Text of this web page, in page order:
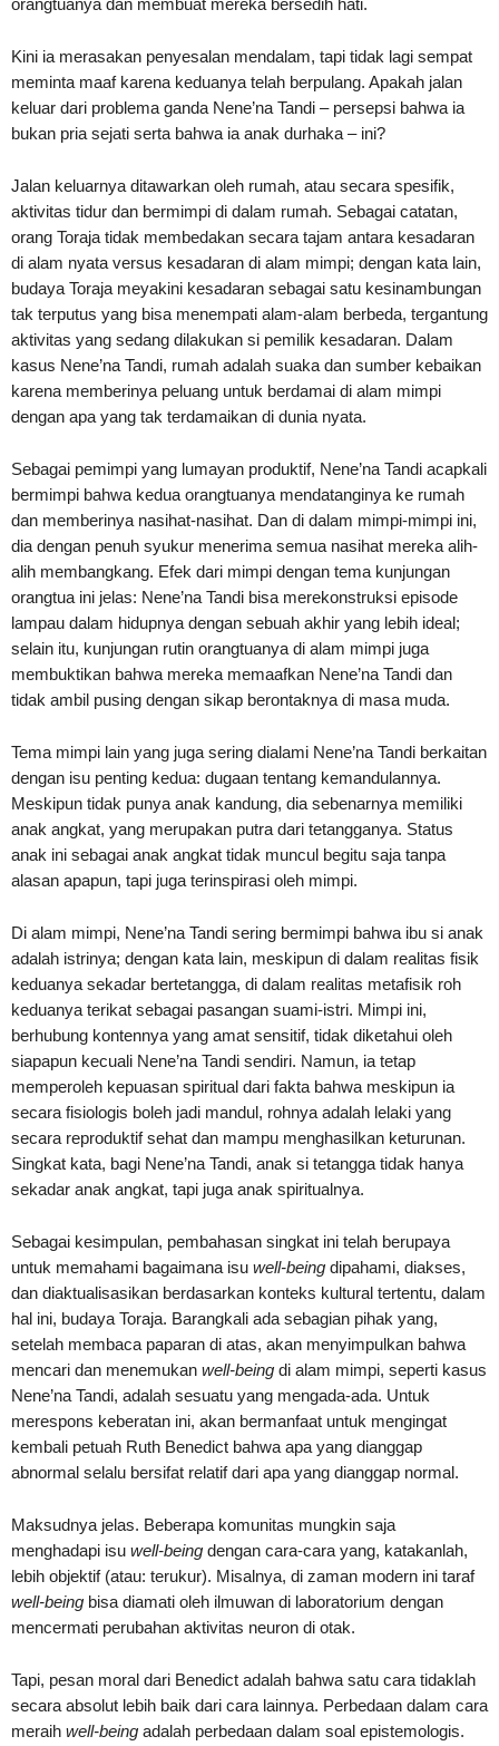
orangtuanya dan membuat mereka bersedih hati.
Kini ia merasakan penyesalan mendalam, tapi tidak lagi sempat
meminta maaf karena keduanya telah berpulang. Apakah jalan
keluar dari problema ganda Nene’na Tandi – persepsi bahwa ia
bukan pria sejati serta bahwa ia anak durhaka – ini?
Jalan keluarnya ditawarkan oleh rumah, atau secara spesifik,
aktivitas tidur dan bermimpi di dalam rumah. Sebagai catatan,
orang Toraja tidak membedakan secara tajam antara kesadaran
di alam nyata versus kesadaran di alam mimpi; dengan kata lain,
budaya Toraja meyakini kesadaran sebagai satu kesinambungan
tak terputus yang bisa menempati alam-alam berbeda, tergantung
aktivitas yang sedang dilakukan si pemilik kesadaran. Dalam
kasus Nene’na Tandi, rumah adalah suaka dan sumber kebaikan
karena memberinya peluang untuk berdamai di alam mimpi
dengan apa yang tak terdamaikan di dunia nyata.
Sebagai pemimpi yang lumayan produktif, Nene’na Tandi acapkali
bermimpi bahwa kedua orangtuanya mendatanginya ke rumah
dan memberinya nasihat-nasihat. Dan di dalam mimpi-mimpi ini,
dia dengan penuh syukur menerima semua nasihat mereka alih-
alih membangkang. Efek dari mimpi dengan tema kunjungan
orangtua ini jelas: Nene’na Tandi bisa merekonstruksi episode
lampau dalam hidupnya dengan sebuah akhir yang lebih ideal;
selain itu, kunjungan rutin orangtuanya di alam mimpi juga
membuktikan bahwa mereka memaafkan Nene’na Tandi dan
tidak ambil pusing dengan sikap berontaknya di masa muda.
Tema mimpi lain yang juga sering dialami Nene’na Tandi berkaitan
dengan isu penting kedua: dugaan tentang kemandulannya.
Meskipun tidak punya anak kandung, dia sebenarnya memiliki
anak angkat, yang merupakan putra dari tetangganya. Status
anak ini sebagai anak angkat tidak muncul begitu saja tanpa
alasan apapun, tapi juga terinspirasi oleh mimpi.
Di alam mimpi, Nene’na Tandi sering bermimpi bahwa ibu si anak
adalah istrinya; dengan kata lain, meskipun di dalam realitas fisik
keduanya sekadar bertetangga, di dalam realitas metafisik roh
keduanya terikat sebagai pasangan suami-istri. Mimpi ini,
berhubung kontennya yang amat sensitif, tidak diketahui oleh
siapapun kecuali Nene’na Tandi sendiri. Namun, ia tetap
memperoleh kepuasan spiritual dari fakta bahwa meskipun ia
secara fisiologis boleh jadi mandul, rohnya adalah lelaki yang
secara reproduktif sehat dan mampu menghasilkan keturunan.
Singkat kata, bagi Nene’na Tandi, anak si tetangga tidak hanya
sekadar anak angkat, tapi juga anak spiritualnya.
Sebagai kesimpulan, pembahasan singkat ini telah berupaya
untuk memahami bagaimana isu well-being dipahami, diakses,
dan diaktualisasikan berdasarkan konteks kultural tertentu, dalam
hal ini, budaya Toraja. Barangkali ada sebagian pihak yang,
setelah membaca paparan di atas, akan menyimpulkan bahwa
mencari dan menemukan well-being di alam mimpi, seperti kasus
Nene’na Tandi, adalah sesuatu yang mengada-ada. Untuk
merespons keberatan ini, akan bermanfaat untuk mengingat
kembali petuah Ruth Benedict bahwa apa yang dianggap
abnormal selalu bersifat relatif dari apa yang dianggap normal.
Maksudnya jelas. Beberapa komunitas mungkin saja
menghadapi isu well-being dengan cara-cara yang, katakanlah,
lebih objektif (atau: terukur). Misalnya, di zaman modern ini taraf
well-being bisa diamati oleh ilmuwan di laboratorium dengan
mencermati perubahan aktivitas neuron di otak.
Tapi, pesan moral dari Benedict adalah bahwa satu cara tidaklah
secara absolut lebih baik dari cara lainnya. Perbedaan dalam cara
meraih well-being adalah perbedaan dalam soal epistemologis.